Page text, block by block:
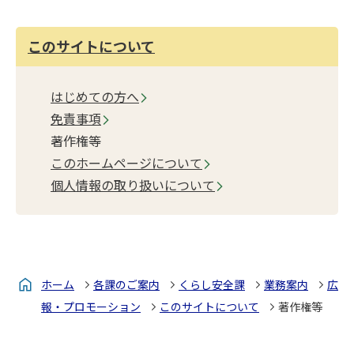
このサイトについて
はじめての方へ
免責事項
著作権等
このホームページについて
個人情報の取り扱いについて
ホーム 各課のご案内 くらし安全課 業務案内
広
報・プロモーション
このサイトについて 著作権等